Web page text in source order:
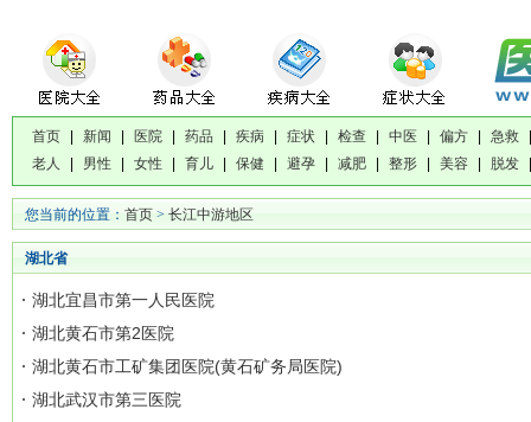
首页 新闻 医院 药品 疾病 症状 检查 中医 偏方 急救
老人
男性 女性 育儿 保健 避孕 减肥 整形 美容 脱发
您当前的位置： 首页 > 长江中游地区
湖北省
湖北宜昌市第一人民医院
湖北黄石市第2医院
湖北黄石市工矿集团医院(黄石矿务局医院)
湖北武汉市第三医院